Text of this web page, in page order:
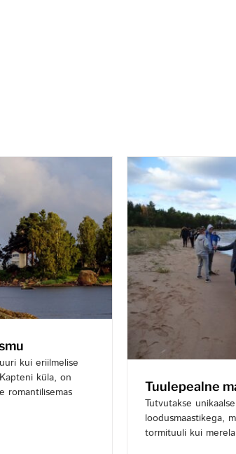
kui eriilmelise
küla, on
romantilisemas
Tuulepealne
Tutvutakse
loodusmaastikega,
tormituuli kui